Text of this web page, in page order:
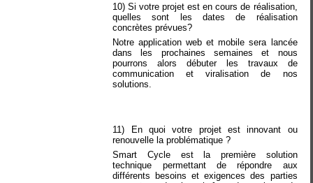
10) Si votre projet est en cours de réalisation,
quelles sont les dates de réalisation
concrètes prévues?
Notre application web et mobile sera lancée
dans les prochaines semaines et nous
pourrons alors débuter les travaux de
communication et viralisation de nos
solutions.
11) En quoi votre projet est innovant ou
renouvelle la problématique ?
Smart Cycle est la première solution
technique permettant de répondre aux
différents besoins et exigences des parties